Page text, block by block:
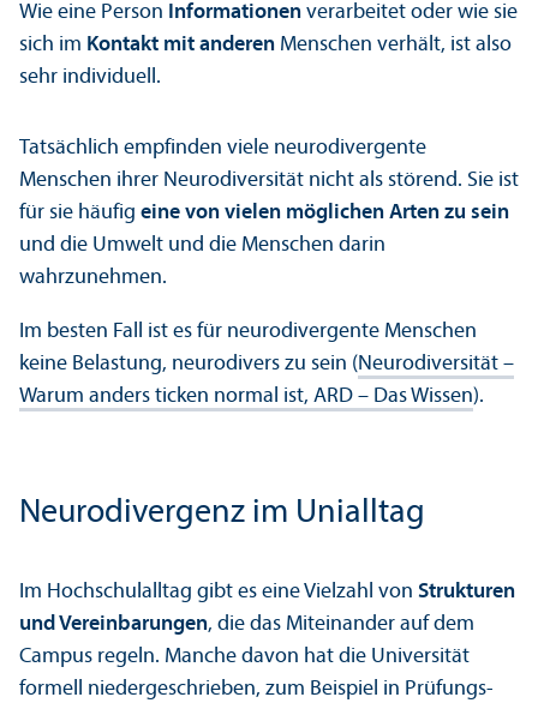
Wie eine Person Informationen verarbeitet oder wie sie
sich im Kontakt mit anderen Menschen verhält, ist also
sehr individuell.
Tatsächlich empfinden viele neurodivergente
Menschen ihrer Neurodiversität nicht als störend. Sie ist
für sie häufig eine von vielen möglichen Arten zu sein
und die Umwelt und die Menschen darin
wahrzunehmen.
Im besten Fall ist es für neurodivergente Menschen
keine Belastung, neurodivers zu sein (Neurodiversität –
Warum anders ticken normal ist, ARD – Das Wissen).
Neurodivergenz im Unialltag
Im Hochschul­alltag gibt es eine Vielzahl von Strukturen
und Vereinbarungen, die das Miteinander auf dem
Campus regeln. Manche davon hat die Universität
formell niedergeschrieben, zum Beispiel in Prüfungs­